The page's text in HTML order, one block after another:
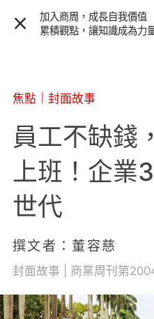
加入商周，成長自我價值
累積觀點，讓知識成為力
焦點 封面故事
員工不缺錢
上班！企業
世代
撰文者：董容慈
封面故事 | 商業周刊第